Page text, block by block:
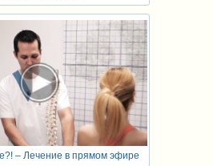
– Лечение в прямом эфире